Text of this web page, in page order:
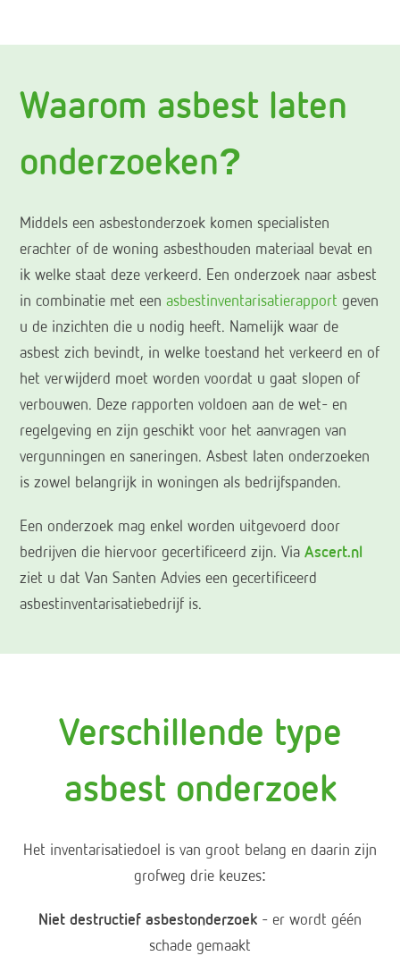
Waarom asbest laten
onderzoeken?
Middels een asbestonderzoek komen specialisten
erachter of de woning asbesthouden materiaal bevat en
ik welke staat deze verkeerd. Een onderzoek naar asbest
in combinatie met eenasbestinventarisatierapport geven
u de inzichten die u nodig heeft. Namelijk waar de
asbest zich bevindt, in welke toestand het verkeerd en of
het verwijderd moet worden voordat u gaat slopen of
verbouwen. Deze rapporten voldoen aan de wet- en
regelgeving en zijn geschikt voor het aanvragen van
vergunningen en saneringen. Asbest laten onderzoeken
is zowel belangrijk in woningen als bedrijfspanden.
Een onderzoek mag enkel worden uitgevoerd door
bedrijven die hiervoor gecertificeerd zijn. ViaAscert.nl
ziet u dat Van Santen Advies een gecertificeerd
asbestinventarisatiebedrijf is.
Verschillende type
asbest onderzoek
Het inventarisatiedoel is van groot belang en daarin zijn
grofweg drie keuzes:
Niet destructief asbestonderzoek – er wordt géén
schade gemaakt